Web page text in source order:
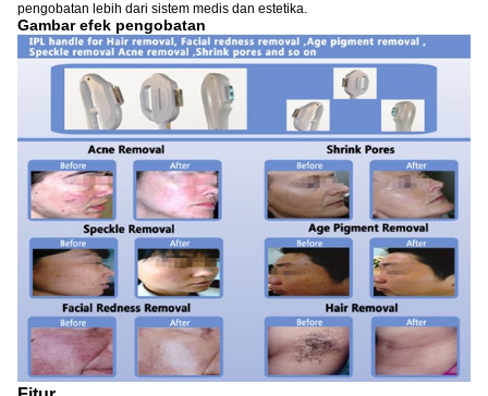
pengobatan lebih dari sistem medis dan estetika.
Gambar efek pengobatan